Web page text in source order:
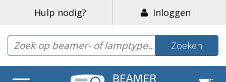
Hulp nodig? Inloggen
Zoeken